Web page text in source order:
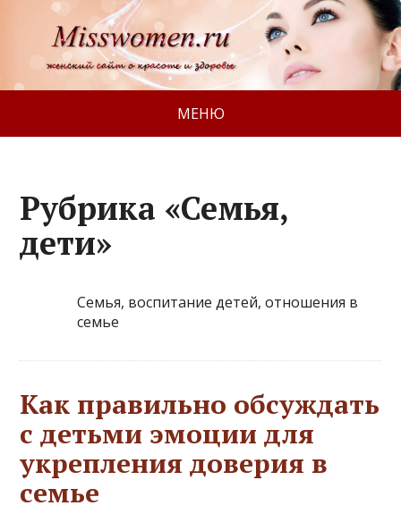
МЕНЮ
Рубрика «Семья,
дети»
Семья, воспитание детей, отношения в
семье
Как правильно обсуждать
с детьми эмоции для
укрепления доверия в
семье